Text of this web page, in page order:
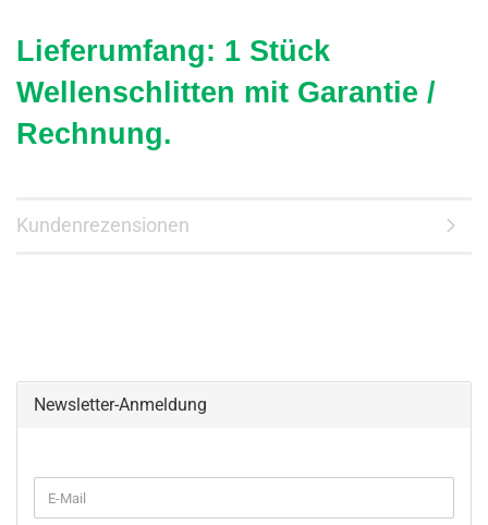
Lieferumfang: 1 Stück
Wellenschlitten mit Garantie /
Rechnung.
Kundenrezensionen
Newsletter-Anmeldung
ZUR
E-
Mail